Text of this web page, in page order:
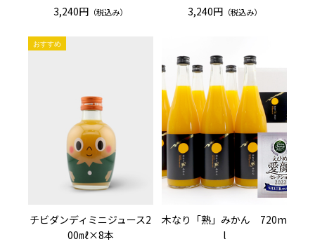
3,240円 （税込み）
3,240円 （税込み）
チビダンディミニジュース2
00㎖×8本
木なり「熟」みかん 720m
l